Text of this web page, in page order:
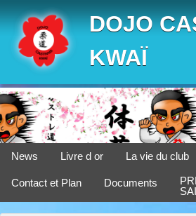
DOJO
KWAÏ
News Livre d or La vie du club
Contact et Plan Documents
Panneau de gestion des cookies